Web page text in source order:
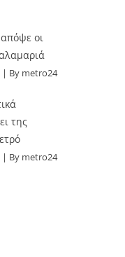
οι
By metro24
της
By metro24